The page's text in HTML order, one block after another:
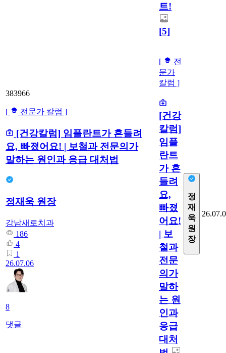
트!
[5]
383966
[ 전문가 칼럼 ]
[건강칼럼] 임플란트가 흔들려
요, 빠졌어요! | 보철과 전문의가
말하는 원인과 응급 대처법
정재욱 원장
강남새로치과
186
4
1
26.07.06
8
댓글
[
전
문가
칼럼 ]
[건강
칼럼]
임플
란트
가 흔
들려
요,
빠졌
어요!
| 보
철과
전문
의가
말하
는 원
인과
응급
대처
정
재
욱
원
장